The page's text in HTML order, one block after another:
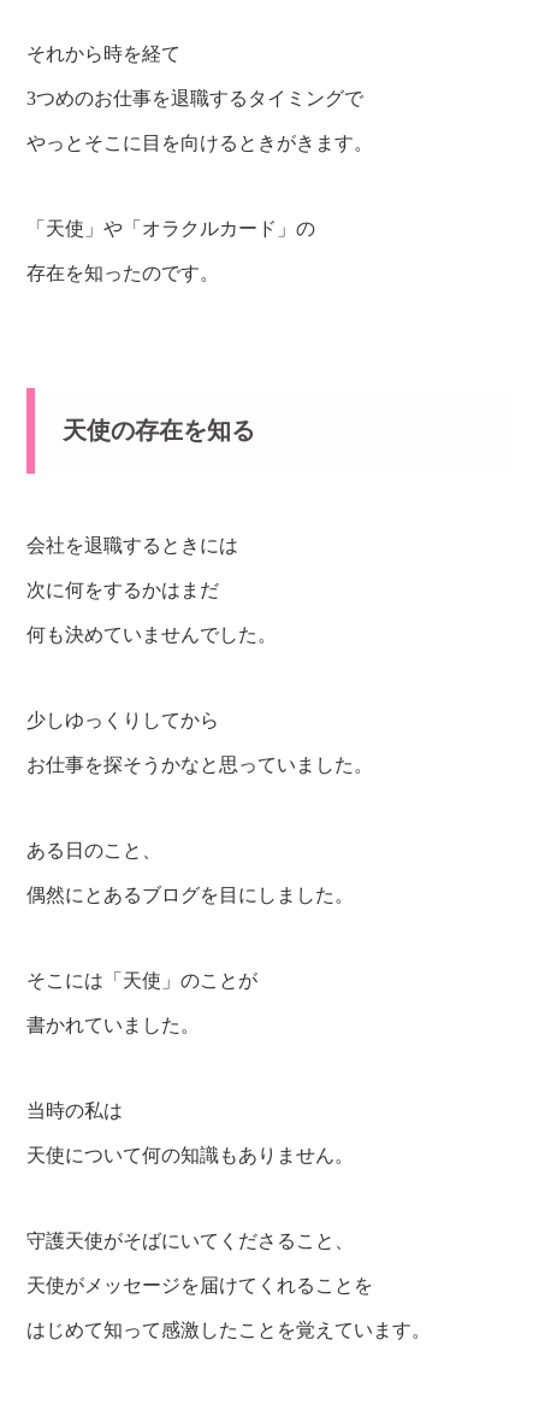
それから時を経て
3つめのお仕事を退職するタイミングで
やっとそこに目を向けるときがきます。
「天使」や「オラクルカード」の
存在を知ったのです。
天使の存在を知る
会社を退職するときには
次に何をするかはまだ
何も決めていませんでした。
少しゆっくりしてから
お仕事を探そうかなと思っていました。
ある日のこと、
偶然にとあるブログを目にしました。
そこには「天使」のことが
書かれていました。
当時の私は
天使について何の知識もありません。
守護天使がそばにいてくださること、
天使がメッセージを届けてくれることを
はじめて知って感激したことを覚えています。